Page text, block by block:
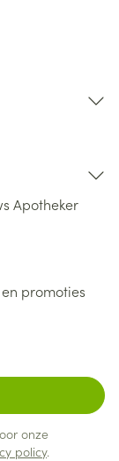
Apotheker
promoties
onze
policy.